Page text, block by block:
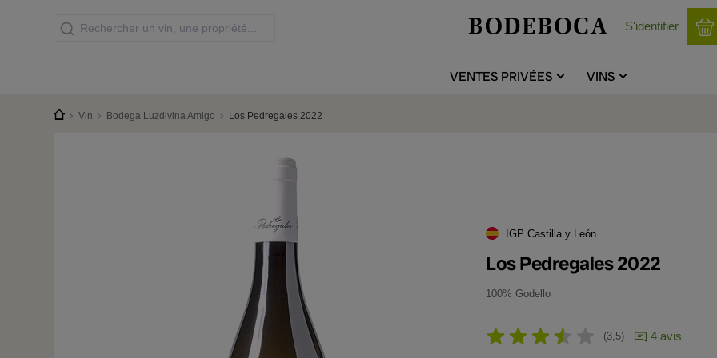
S'identifier
VENTES PRIVÉES VINS
Vin Bodega Luzdivina Amigo Los Pedregales 2022
IGP Castilla y León
Los Pedregales 2022
100% Godello
3,5 4 avis